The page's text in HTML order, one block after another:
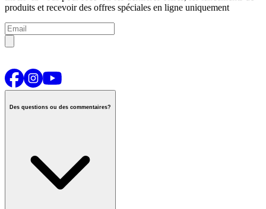
produits et recevoir des offres spéciales en ligne uniquement
Des questions ou des commentaires?